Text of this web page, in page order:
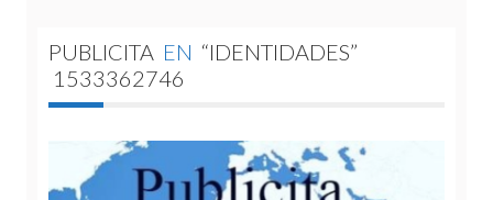
PUBLICITA EN “IDENTIDADES”
1533362746